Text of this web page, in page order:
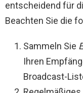
entscheidend für
Beachten Sie die
Sammeln Sie
Ihren
Broadcast-